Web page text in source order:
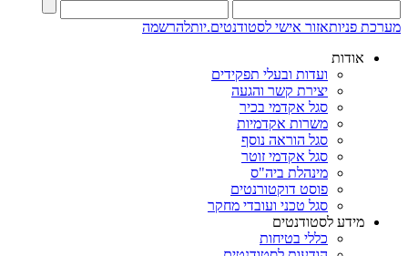
מערכת פניותאזור אישי לסטודנטים.יותלהרשמה
אודות
ועדות ובעלי תפקידים
יצירת קשר והגעה
סגל אקדמי בכיר
משרות אקדמיות
סגל הוראה נוסף
סגל אקדמי זוטר
מינהלת ביה"ס
פוסט דוקטורנטים
סגל טכני ועובדי מחקר
מידע לסטודנטים
כללי בטיחות